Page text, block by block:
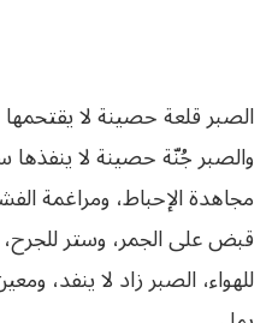
الصبر قلعة حصينة لا
والصبر جُنّة حصينة لا ينفذها
مجاهدة الإحباط، ومراغمة
قبض على الجمر، وستر
للهواء، الصبر زاد لا ينفد،